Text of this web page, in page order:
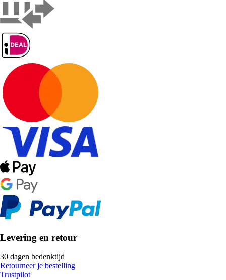
Levering en retour
30 dagen bedenktijd
Retourneer je bestelling
Trustpilot